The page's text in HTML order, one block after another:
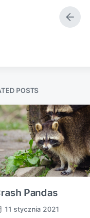
d
a
P
r
o
s
t
:
POSTS
Pandas
11 stycznia 2021